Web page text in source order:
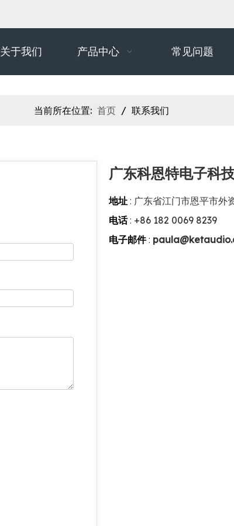
关于我们 产品中心 常见问题
当前所在位置: 首页 / 联系我们
广东科恩特电子科
地址 : 广东省江门市恩平市外
电话: +86 182 0069 8239
电子邮件: